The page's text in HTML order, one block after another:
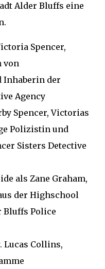
Alder Bluffs eine
Spencer,
von
der
Agency
Spencer, Victorias
Polizistin und
Sisters Detective
als Zane Graham,
der Highschool
Bluffs Police
Lucas Collins,